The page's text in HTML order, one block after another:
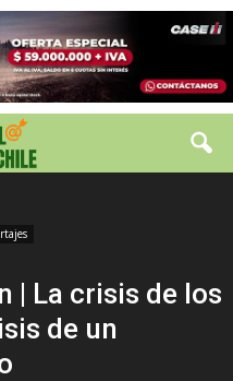
| La crisis de los
de un